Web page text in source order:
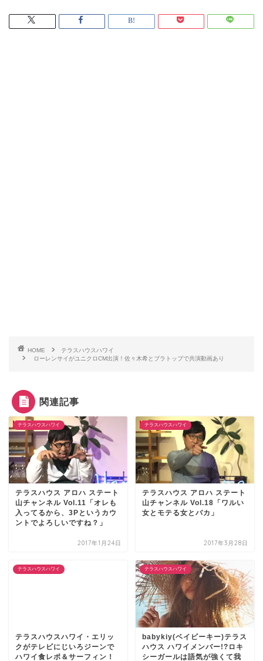
HOME
テラスハウスハワイ
ローレンサイがユニクロCM出演！佐々木希とブラトップで共演動画あり
関連記事
テラスハウスハワイ
テラスハウス アロハ ステート
山チャンネル Vol.11「オレも
入ってるから、3Pというカウ
ントでよろしいですね？」
2017年1月24日
テラスハウスハワイ
テラスハウス アロハ ステート
山チャンネル Vol.18「ワルい
女とモテる女とバカ」
2017年3月28日
テラスハウスハワイ
テラスハウスハワイ・エリッ
クがテレビにじいろジーンで
ハワイ食レポ＆サーフィン！
テラスハウスハワイ
babykiy(ベイビーキー)テラス
ハウス ハワイメンバー!?ロキ
シーガールは語気が強くて我